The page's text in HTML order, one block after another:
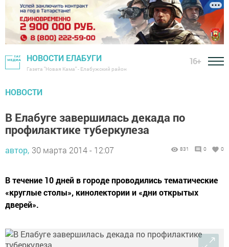
НОВОСТИ ЕЛАБУГИ
Газета "Новая Кама" - Елабужский район
16+
НОВОСТИ
В Елабуге завершилась декада по
профилактике туберкулеза
автор, 30 марта 2014 - 12:07 831 0 0
В течение 10 дней в городе проводились тематические
«круглые столы», кинолектории и «дни открытых
дверей».